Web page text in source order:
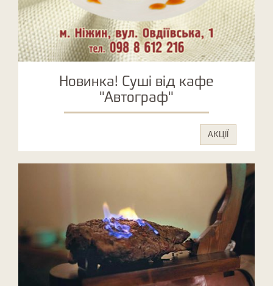
Новинка! Суші від кафе
"Автограф"
АКЦІЇ